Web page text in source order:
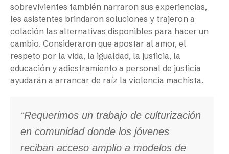
sobrevivientes también narraron sus experiencias,
les asistentes brindaron soluciones y trajeron a
colación las alternativas disponibles para hacer un
cambio. Consideraron que apostar al amor, el
respeto por la vida, la igualdad, la justicia, la
educación y adiestramiento a personal de justicia
ayudarán a arrancar de raíz la violencia machista.
‘‘Requerimos un trabajo de culturización
en comunidad donde los jóvenes
reciban acceso amplio a modelos de